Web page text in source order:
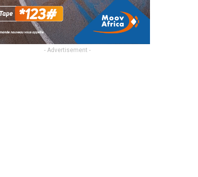
- Advertisement -